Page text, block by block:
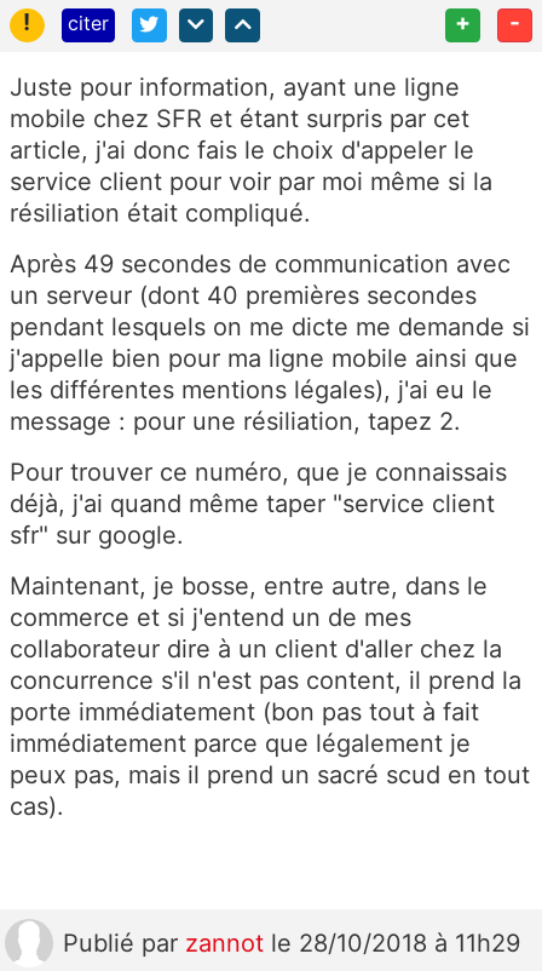
!
citer + -
Juste pour information, ayant une ligne
mobile chez SFR et étant surpris par cet
article, j'ai donc fais le choix d'appeler le
service client pour voir par moi même si la
résiliation était compliqué.
Après 49 secondes de communication avec
un serveur (dont 40 premières secondes
pendant lesquels on me dicte me demande si
j'appelle bien pour ma ligne mobile ainsi que
les différentes mentions légales), j'ai eu le
message : pour une résiliation, tapez 2.
Pour trouver ce numéro, que je connaissais
déjà, j'ai quand même taper "service client
sfr" sur google.
Maintenant, je bosse, entre autre, dans le
commerce et si j'entend un de mes
collaborateur dire à un client d'aller chez la
concurrence s'il n'est pas content, il prend la
porte immédiatement (bon pas tout à fait
immédiatement parce que légalement je
peux pas, mais il prend un sacré scud en tout
cas).
Publié par zannot le 28/10/2018 à 11h29